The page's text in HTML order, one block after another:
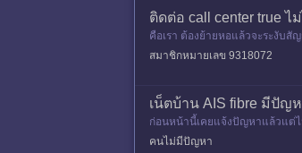
ติดต่อ call center true ไ
คือเรา ต้องย้ายหอแล้วจะระงับ
สมาชิกหมายเลข 9318072
เน็ตบ้าน AIS fibre มีปัญ
ก่อนหน้านี้เคยแจ้งปัญหาแล้วแต่ไ
บลาๆๆ สุดท้ายการใช้งานย
คนไม่มีปัญหา